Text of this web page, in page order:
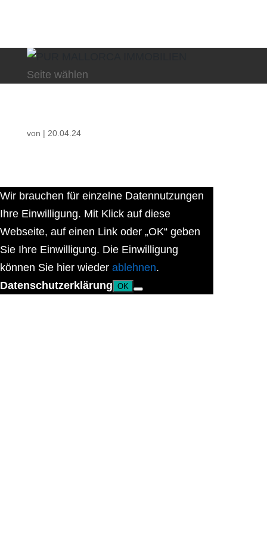
Seite wählen
von | 20.04.24
Wir brauchen für einzelne Datennutzungen
Ihre Einwilligung. Mit Klick auf diese
Webseite, auf einen Link oder „OK“ geben
Sie Ihre Einwilligung. Die Einwilligung
können Sie hier wieder ablehnen.
Datenschutzerklärung OK